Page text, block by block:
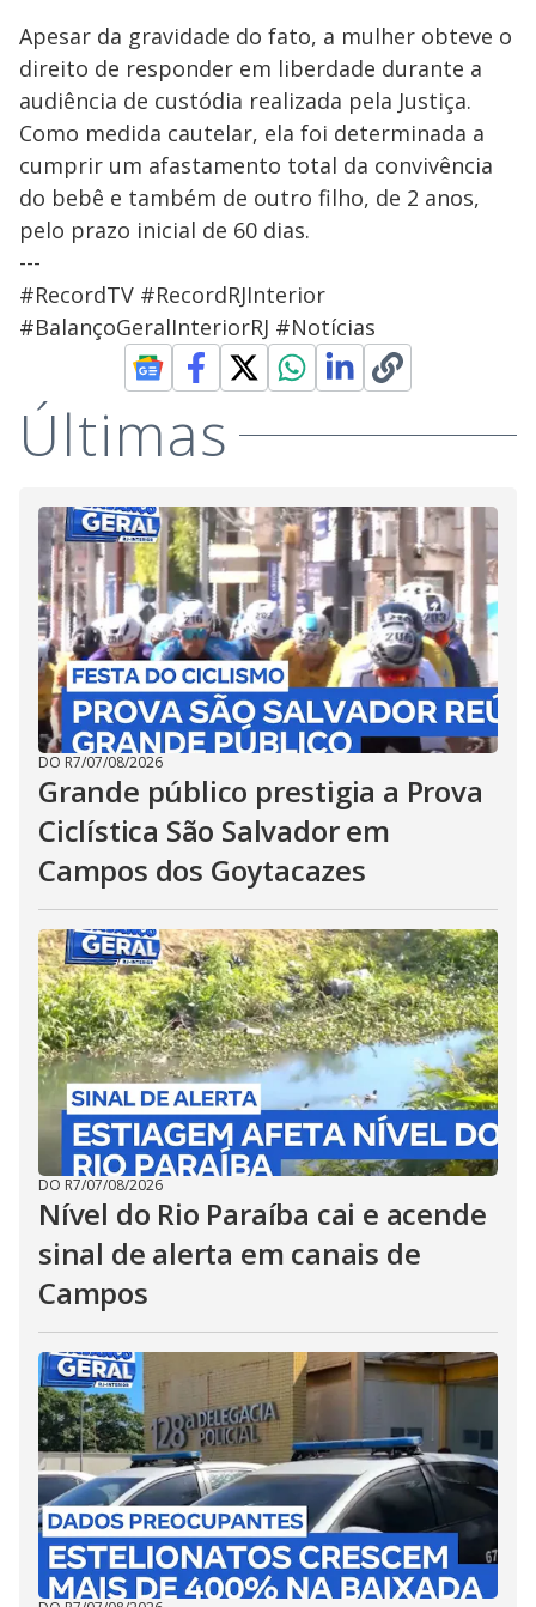
Apesar da gravidade do fato, a mulher obteve o
direito de responder em liberdade durante a
audiência de custódia realizada pela Justiça.
Como medida cautelar, ela foi determinada a
cumprir um afastamento total da convivência
do bebê e também de outro filho, de 2 anos,
pelo prazo inicial de 60 dias.
---
#RecordTV #RecordRJInterior
#BalançoGeralInteriorRJ #Notícias
Últimas
DO R7/07/08/2026
Grande público prestigia a Prova
Ciclística São Salvador em
Campos dos Goytacazes
DO R7/07/08/2026
Nível do Rio Paraíba cai e acende
sinal de alerta em canais de
Campos